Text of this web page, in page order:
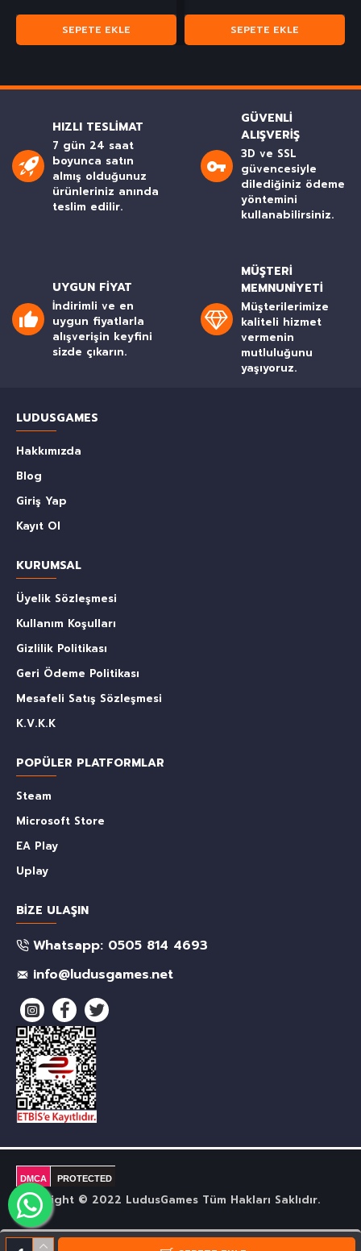
SEPETE EKLE SEPETE EKLE
HIZLI TESLIMAT
7 gün 24 saat
boyunca satın
almış olduğunuz
ürünleriniz anında
teslim edilir.
GÜVENLI
ALIŞVERIŞ
3D ve SSL
güvencesiyle
dilediğiniz ödeme
yöntemini
kullanabilirsiniz.
UYGUN FIYAT
İndirimli ve en
uygun fiyatlarla
alışverişin keyfini
sizde çıkarın.
MÜŞTERI
MEMNUNIYETI
Müşterilerimize
kaliteli hizmet
vermenin
mutluluğunu
yaşıyoruz.
LUDUSGAMES
Hakkımızda
Blog
Giriş Yap
Kayıt Ol
KURUMSAL
Üyelik Sözleşmesi
Kullanım Koşulları
Gizlilik Politikası
Geri Ödeme Politikası
Mesafeli Satış Sözleşmesi
K.V.K.K
POPÜLER PLATFORMLAR
Steam
Microsoft Store
EA Play
Uplay
BIZE ULAŞIN
Whatsapp: 0505 814 4693
info@ludusgames.net
DMCA PROTECTED
Copyright © 2022 LudusGames Tüm Hakları Saklıdır.